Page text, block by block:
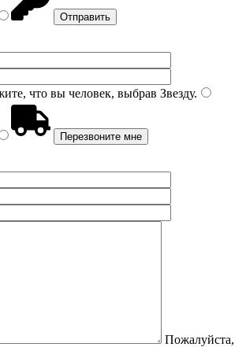
что вы человек, выбрав Звезду.
Пожалуйста,